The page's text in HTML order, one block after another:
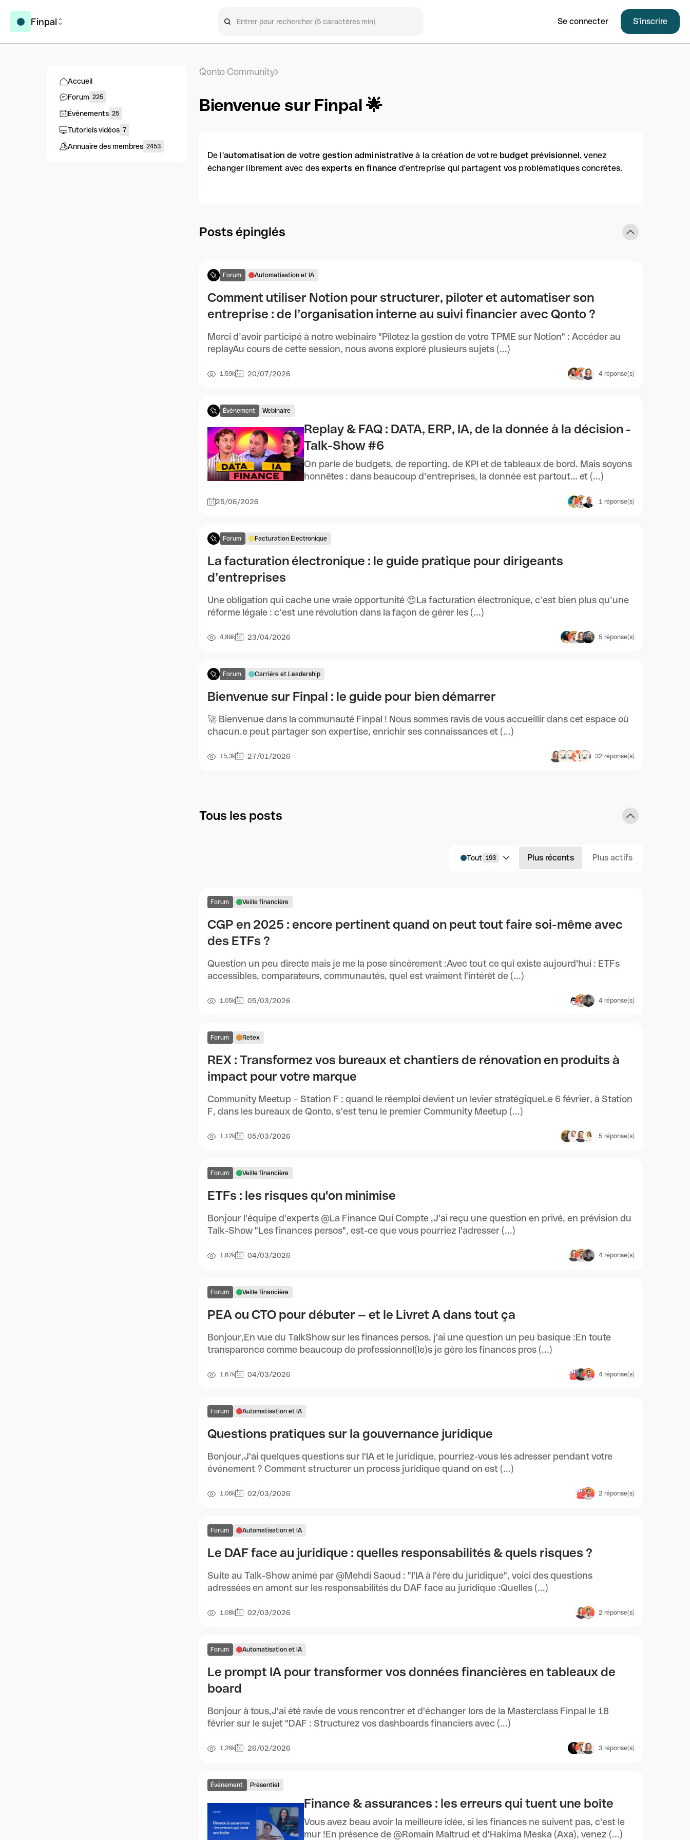
Finpal Se connecter S'inscrire
Accueil
Forum 225
Évènements 25
Tutoriels vidéos 7
Annuaire des membres 2453
Qonto Community
Bienvenue sur Finpal 🌟
De l'automatisation de votre gestion administrative à la création de votre budget prévisionnel, venez
échanger librement avec desexperts en finance d'entreprise qui partagent vos problématiques concrètes.
Posts épinglés
Forum Automatisation et IA
Comment utiliser Notion pour structurer, piloter et automatiser son
entreprise : de l’organisation interne au suivi financier avec Qonto ?
Merci d’avoir participé à notre webinaire "Pilotez la gestion de votre TPME sur Notion" : Accéder au
replayAu cours de cette session, nous avons exploré plusieurs sujets (...)
1,59k 20/07/2026 4 réponse(s)
Événement Webinaire
Replay & FAQ : DATA, ERP, IA, de la donnée à la décision -
Talk-Show #6
On parle de budgets, de reporting, de KPI et de tableaux de bord. Mais soyons
honnêtes : dans beaucoup d’entreprises, la donnée est partout… et (...)
25/06/2026 1 réponse(s)
Forum Facturation Électronique
La facturation électronique : le guide pratique pour dirigeants
d’entreprises
Une obligation qui cache une vraie opportunité 😍La facturation électronique, c’est bien plus qu’une
réforme légale : c’est une révolution dans la façon de gérer les (...)
4,89k 23/04/2026 5 réponse(s)
Forum Carrière et Leadership
Bienvenue sur Finpal : le guide pour bien démarrer
🚀 Bienvenue dans la communauté Finpal ! Nous sommes ravis de vous accueillir dans cet espace où
chacun.e peut partager son expertise, enrichir ses connaissances et (...)
15,3k 27/01/2026 32 réponse(s)
Tous les posts
Tout 193 Plus récents Plus actifs
Forum Veille financière
CGP en 2025 : encore pertinent quand on peut tout faire soi-même avec
des ETFs ?
Question un peu directe mais je me la pose sincèrement :Avec tout ce qui existe aujourd'hui : ETFs
accessibles, comparateurs, communautés, quel est vraiment l'intérêt de (...)
1,05k 05/03/2026 4 réponse(s)
Forum Retex
REX : Transformez vos bureaux et chantiers de rénovation en produits à
impact pour votre marque
Community Meetup – Station F : quand le réemploi devient un levier stratégiqueLe 6 février, à Station
F, dans les bureaux de Qonto, s’est tenu le premier Community Meetup (...)
1,12k 05/03/2026 5 réponse(s)
Forum Veille financière
ETFs : les risques qu'on minimise
Bonjour l'équipe d'experts @La Finance Qui Compte ,J'ai reçu une question en privé, en prévision du
Talk-Show "Les finances persos", est-ce que vous pourriez l'adresser (...)
1,82k 04/03/2026 4 réponse(s)
Forum Veille financière
PEA ou CTO pour débuter — et le Livret A dans tout ça
Bonjour,En vue du TalkShow sur les finances persos, j'ai une question un peu basique :En toute
transparence comme beaucoup de professionnel(le)s je gère les finances pros (...)
1,67k 04/03/2026 4 réponse(s)
Forum Automatisation et IA
Questions pratiques sur la gouvernance juridique
Bonjour,J'ai quelques questions sur l'IA et le juridique, pourriez-vous les adresser pendant votre
événement ? Comment structurer un process juridique quand on est (...)
1,06k 02/03/2026 2 réponse(s)
Forum Automatisation et IA
Le DAF face au juridique : quelles responsabilités & quels risques ?
Suite au Talk-Show animé par @Mehdi Saoud : "l'IA à l'ère du juridique", voici des questions
adressées en amont sur les responsabilités du DAF face au juridique :Quelles (...)
1,08k 02/03/2026 2 réponse(s)
Forum Automatisation et IA
Le prompt IA pour transformer vos données financières en tableaux de
board
Bonjour à tous,J'ai été ravie de vous rencontrer et d'échanger lors de la Masterclass Finpal le 18
février sur le sujet "DAF : Structurez vos dashboards financiers avec (...)
1,26k 26/02/2026 3 réponse(s)
Événement Présentiel
Finance & assurances : les erreurs qui tuent une boîte
Vous avez beau avoir la meilleure idée, si les finances ne suivent pas, c'est le
mur !En présence de @Romain Maltrud et d'Hakima Meska (Axa), venez (...)